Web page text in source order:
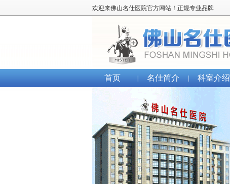
欢迎来佛山名仕医院官方网站！正规专业品牌
首页 名仕简介 科室介绍